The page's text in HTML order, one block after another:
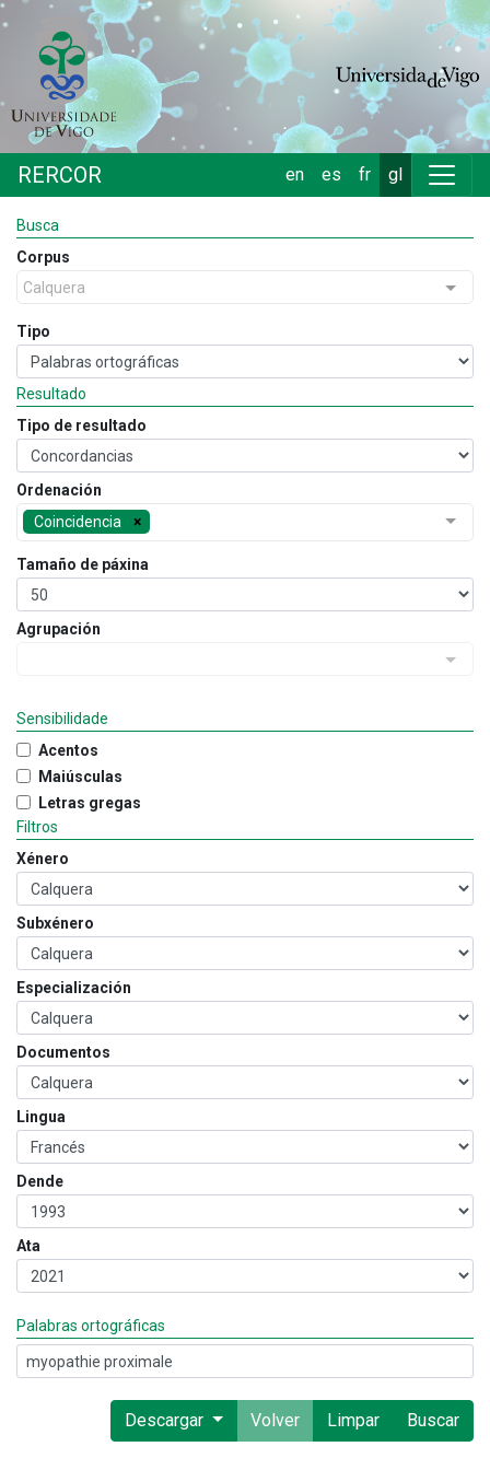
RERCOR en es fr gl
Busca
Corpus
Calquera
Tipo
Resultado
Tipo de resultado
Ordenación
Coincidencia
Tamaño de páxina
Agrupación
Sensibilidade
Acentos
Maiúsculas
Letras gregas
Filtros
Xénero
Subxénero
Especialización
Documentos
Lingua
Dende
Ata
Palabras ortográficas
Descargar Volver Limpar Buscar